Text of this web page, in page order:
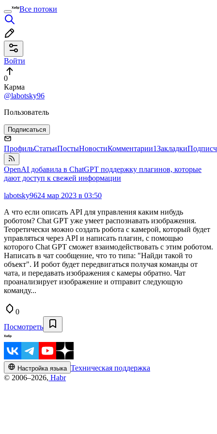
Все потоки
Войти
0
Карма
@labotsky96
Пользователь
Подписаться
ПрофильСтатьиПостыНовостиКомментарии1Закладки
OpenAI добавила в ChatGPT поддержку плагинов, которые
дают доступ к свежей информации
labotsky9624 мар 2023 в 03:50
А что если описать API для управления каким нибудь
роботом? Chat GPT уже умеет распознавать изображения.
Теоретически можно создать робота с камерой, который будет
управляться через API и написать плагин, с помощью
которого Chat GPT сможет взаимодействовать с этим роботом.
Написать в чат сообщение, что то типа: "Найди такой то
объект". И робот будет передвигаться получая команды от
чата, и передавать изображения с камеры обратно. Чат
проанализирует изображение и отправит следующую
команду...
0
Посмотреть
Настройка языка Техническая поддержка
© 2006–2026, Habr